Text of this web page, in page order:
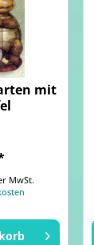
mit
MwSt.